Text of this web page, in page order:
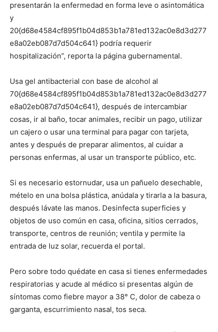
presentarán la enfermedad en forma leve o asintomática
y
20{d68e4584cf895f1b04d853b1a781ed132ac0e8d3d277
e8a02eb087d7d504c641} podría requerir
hospitalización”, reporta la página gubernamental.
Usa gel antibacterial con base de alcohol al
70{d68e4584cf895f1b04d853b1a781ed132ac0e8d3d277
e8a02eb087d7d504c641}, después de intercambiar
cosas, ir al baño, tocar animales, recibir un pago, utilizar
un cajero o usar una terminal para pagar con tarjeta,
antes y después de preparar alimentos, al cuidar a
personas enfermas, al usar un transporte público, etc.
Si es necesario estornudar, usa un pañuelo desechable,
mételo en una bolsa plástica, anúdala y tirarla a la basura,
después lávate las manos. Desinfecta superficies y
objetos de uso común en casa, oficina, sitios cerrados,
transporte, centros de reunión; ventila y permite la
entrada de luz solar, recuerda el portal.
Pero sobre todo quédate en casa si tienes enfermedades
respiratorias y acude al médico si presentas algún de
síntomas como fiebre mayor a 38° C, dolor de cabeza o
garganta, escurrimiento nasal, tos seca.